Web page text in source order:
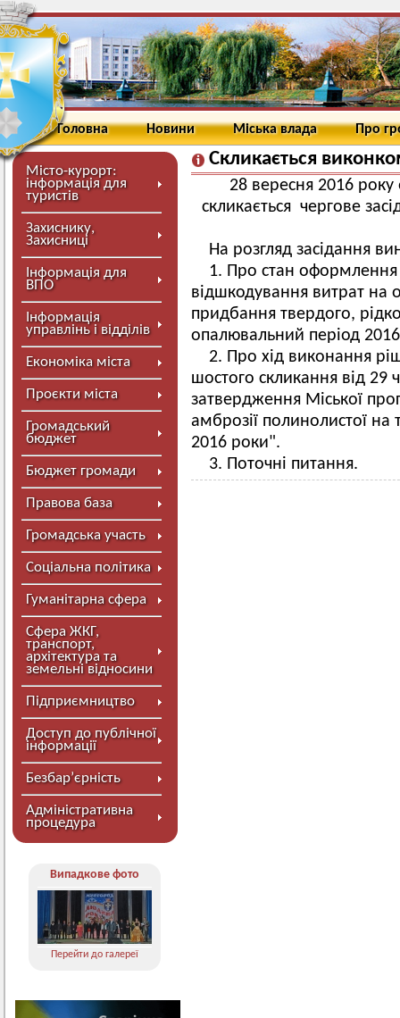
Головна Новини Міська влада Про
Місто-курорт:
інформація для
туристів
Захиснику,
Захисниці
Інформація для
ВПО
Інформація
управлінь і відділів
Економіка міста
Проєкти міста
Громадський
бюджет
Бюджет громади
Правова база
Громадська участь
Соціальна політика
Гуманітарна сфера
Сфера ЖКГ,
транспорт,
архітектура та
земельні відносини
Підприємництво
Доступ до публічної
інформації
Безбар’єрність
Адміністративна
процедура
Випадкове фото
Перейти до галереї
Скликається
28 вересня 2016 року
скликається чергове
На розгляд засідання
1. Про стан оформлення
відшкодування витрат на
придбання твердого,
опалювальний період
2. Про хід виконання
шостого скликання від
затвердження Міської
амброзії полинолистої
2016 роки".
3. Поточні питання.